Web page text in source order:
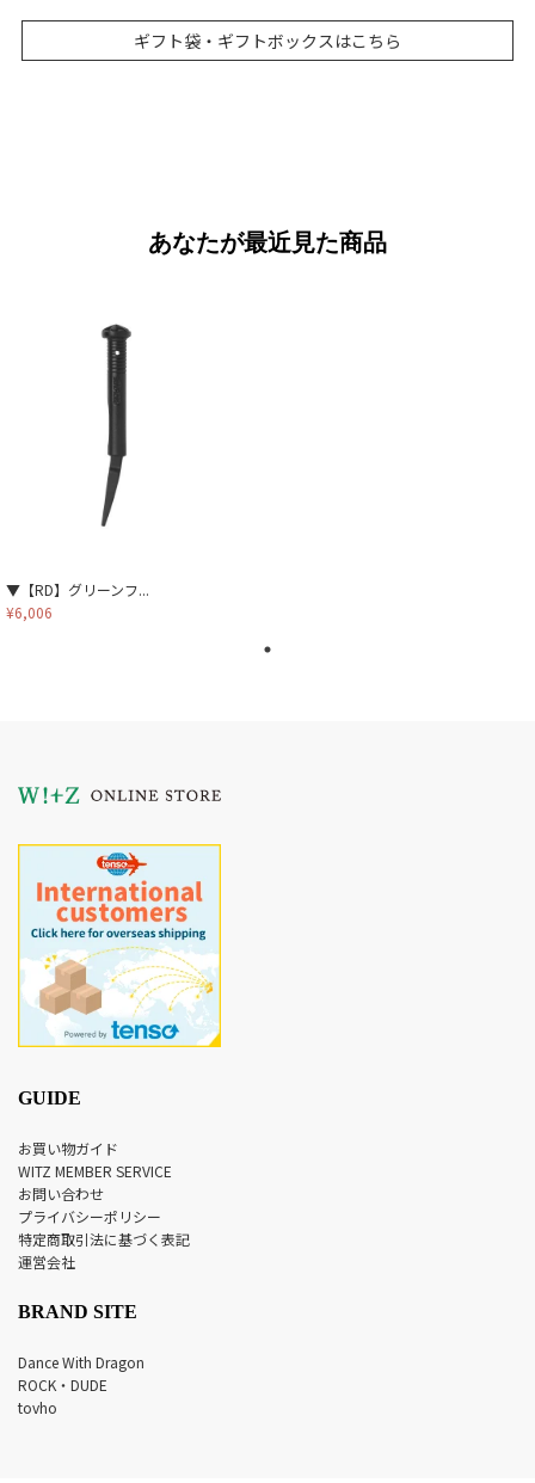
ギフト袋・ギフトボックスはこちら
あなたが最近見た商品
▼【RD】グリーンフ...
¥6,006
GUIDE
お買い物ガイド
WITZ MEMBER SERVICE
お問い合わせ
プライバシーポリシー
特定商取引法に基づく表記
運営会社
BRAND SITE
Dance With Dragon
ROCK・DUDE
tovho